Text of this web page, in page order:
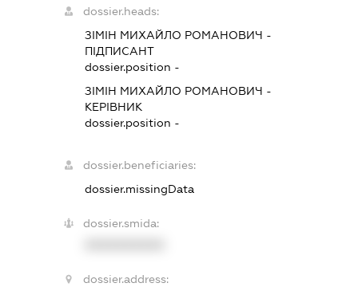
dossier.heads:
ЗІМІН МИХАЙЛО РОМАНОВИЧ -
ПІДПИСАНТ
dossier.position -
ЗІМІН МИХАЙЛО РОМАНОВИЧ -
КЕРІВНИК
dossier.position -
dossier.beneficiaries:
dossier.missingData
dossier.smida:
dossier.address: